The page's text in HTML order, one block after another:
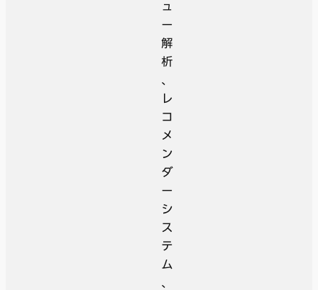
ュ
ー
解
析
、
レ
コ
メ
ン
ダ
ー
シ
ス
テ
ム
、